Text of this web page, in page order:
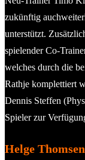
zukünftig
unterstützt.
spielender Co-
welches durch die
Rathje komplettiert
Dennis Steffen
Spieler zur
Helge